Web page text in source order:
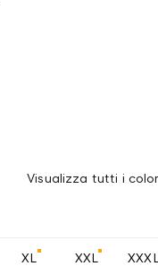
Visualizza tutti i
XL XXL